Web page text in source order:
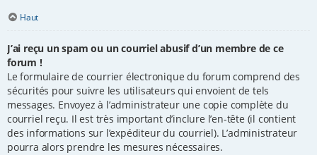
Haut
J’ai reçu un spam ou un courriel abusif d’un membre de ce
forum !
Le formulaire de courrier électronique du forum comprend des
sécurités pour suivre les utilisateurs qui envoient de tels
messages. Envoyez à l’administrateur une copie complète du
courriel reçu. Il est très important d’inclure l’en-tête (il contient
des informations sur l’expéditeur du courriel). L’administrateur
pourra alors prendre les mesures nécessaires.